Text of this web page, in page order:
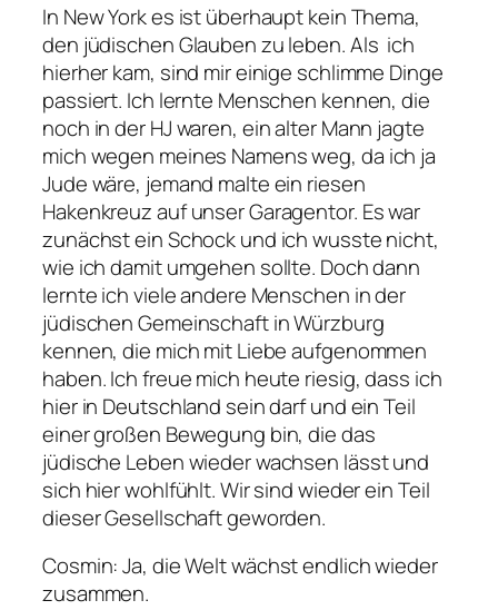
In New York es ist überhaupt kein Thema,
den jüdischen Glauben zu leben. Als ich
hierher kam, sind mir einige schlimme Dinge
passiert. Ich lernte Menschen kennen, die
noch in der HJ waren, ein alter Mann jagte
mich wegen meines Namens weg, da ich ja
Jude wäre, jemand malte ein riesen
Hakenkreuz auf unser Garagentor. Es war
zunächst ein Schock und ich wusste nicht,
wie ich damit umgehen sollte. Doch dann
lernte ich viele andere Menschen in der
jüdischen Gemeinschaft in Würzburg
kennen, die mich mit Liebe aufgenommen
haben. Ich freue mich heute riesig, dass ich
hier in Deutschland sein darf und ein Teil
einer großen Bewegung bin, die das
jüdische Leben wieder wachsen lässt und
sich hier wohlfühlt. Wir sind wieder ein Teil
dieser Gesellschaft geworden.
Cosmin: Ja, die Welt wächst endlich wieder
zusammen.